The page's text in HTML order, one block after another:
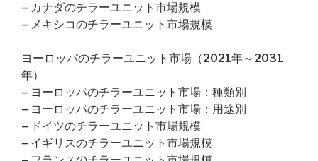
– カナダのチラーユニット市場規模
– メキシコのチラーユニット市場規模
ヨーロッパのチラーユニット市場（2021年～2031
年）
– ヨーロッパのチラーユニット市場：種類別
– ヨーロッパのチラーユニット市場：用途別
– ドイツのチラーユニット市場規模
– イギリスのチラーユニット市場規模